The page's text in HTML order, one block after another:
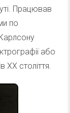
Працював
по
або
XX століття.